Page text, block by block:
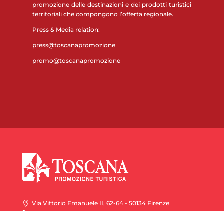
promozione delle destinazioni e dei prodotti turistici
territoriali che compongono l’offerta regionale.
Press & Media relation:
press@toscanapromozione
promo@toscanapromozione
 Via Vittorio Emanuele II, 62-64 - 50134 Firenze